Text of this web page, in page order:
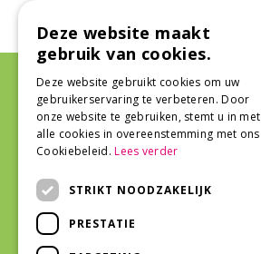
Algemeen
Over ons
Deze website maakt
gebruik van cookies.
Deze website gebruikt cookies om uw
gebruikerservaring te verbeteren. Door
onze website te gebruiken, stemt u in met
alle cookies in overeenstemming met ons
Cookiebeleid.Lees verder
STRIKT NOODZAKELIJK
PRESTATIE